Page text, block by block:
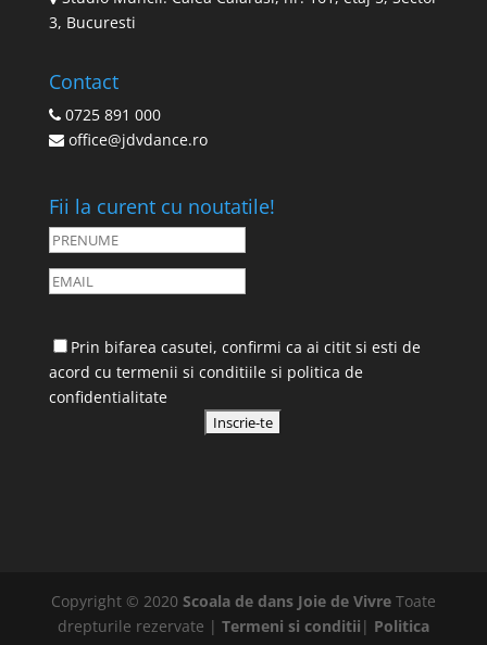
3, Bucuresti
Contact
0725 891 000
office@jdvdance.ro
Fii la curent cu noutatile!
Prin bifarea casutei, confirmi ca ai citit si esti de
acord cu termenii si conditiilesi politica de
confidentialitate
Copyright © 2020 Scoala de dans Joie de VivreToate
drepturile rezervate | Termeni si conditii | Politica